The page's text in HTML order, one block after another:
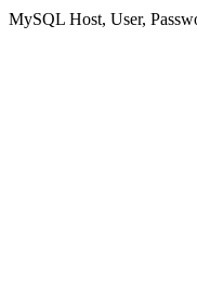
MySQL Host, User,